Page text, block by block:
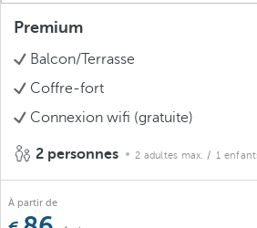
Premium
Balcon/Terrasse
Coffre-fort
Connexion wifi (gratuite)
2 personnes 2 adultes max. / 1
À partir de